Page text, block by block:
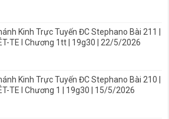
Kinh Trực Tuyến ĐC Stephano Bài 211 |
TE I Chương 1tt | 19g30 | 22/5/2026
Kinh Trực Tuyến ĐC Stephano Bài 210 |
TE I Chương 1 | 19g30 | 15/5/2026